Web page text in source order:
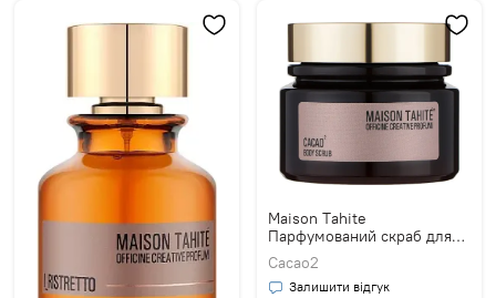
Maison Tahite
Парфумований скраб для
тіла
Cacao2
Залишити відгук